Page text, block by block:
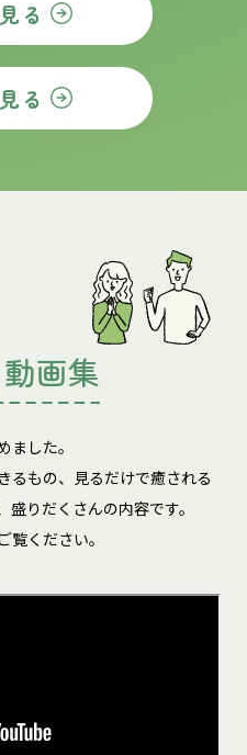
る
る
画集
した。
るもの、見るだけで癒される
りだくさんの内容です。
ください。